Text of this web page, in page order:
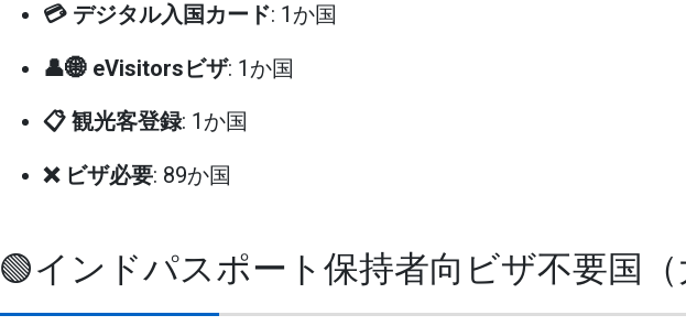
💳 デジタル入国カード: 1か国
👤🌐 eVisitorsビザ: 1か国
📋 観光客登録: 1か国
❌ ビザ必要: 89か国
🟢インドパスポート保持者向ビザ不要国